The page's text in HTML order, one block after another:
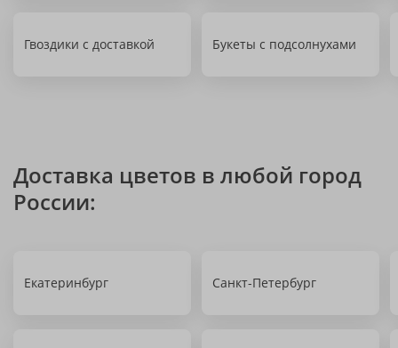
Гвоздики с доставкой Букеты с подсолнухами
Доставка цветов в любой город
России:
Екатеринбург Санкт-Петербург